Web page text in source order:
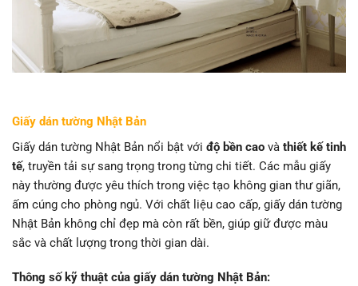
Giấy dán tường Nhật Bản
Giấy dán tường Nhật Bản nổi bật với độ bền cao và thiết kế tinh
tế, truyền tải sự sang trọng trong từng chi tiết. Các mẫu giấy
này thường được yêu thích trong việc tạo không gian thư giãn,
ấm cúng cho phòng ngủ. Với chất liệu cao cấp, giấy dán tường
Nhật Bản không chỉ đẹp mà còn rất bền, giúp giữ được màu
sắc và chất lượng trong thời gian dài.
Thông số kỹ thuật của giấy dán tường Nhật Bản: